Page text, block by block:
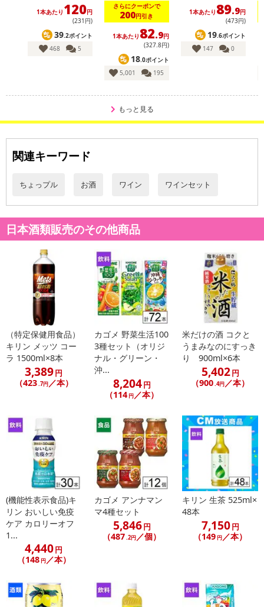
※送料はお試し費用に含まれております。
※d払い、PayPay、au PAY、au PAY（auかんたん決済）、ソフトバ
ンクまとめて支払い、楽天ペイ、メルペイ、AEON Pay、Amazon
Payでお支払いの場合、決済のため外部サイトへ遷移します。
※予約商品は決済手段ごとに定められた決済期限日にお支払いを完
了することがございます。ご了承いただいたうえでお申し込みくだ
さい。
【配送伝票番号について】
※配送日時の指定が可能な商品の場合、商品によってご指定できる
カート機能をご利用の場合は、配送日時指定をご利用いただけませ
ん。
発送日カレンダー
■その他共通および商品カテゴリー別注意事項（※必ずご確認くだ
こちらの情報は2026年07月09日 時点での情報となります。
1本あたり 120円
(231円)
39.2ポイント
468
5
さらにクーポンで
200円引き
1本あたり 82.9円
(327.8円)
18.0ポイント
5,001
195
1本あたり 89.9円
(473円)
19.6ポイント
147
0
もっと見る
関連キーワード
ちょっプル お酒 ワイン ワインセット
日本酒類販売のその他商品
（特定保健用食品）
キリン メッツ コー
ラ 1500ml×8本
3,389円
（423.7円／本）
カゴメ 野菜生活100
3種セット（オリジ
ナル・グリーン・
沖...
8,204円
（114 円 ／本）
米だけの酒 コクと
うまみなのにすっき
り 900ml×6本
5,402円
（900.4円 ／本）
(機能性表示食品)キ
リン おいしい免疫
ケア カロリーオフ
1...
4,440円
（148 円／本）
カゴメ アンナマン
マ4種セット
5,846円
（487.2円／個）
キリン 生茶 525ml×
48本
7,150円
（149 円／本）